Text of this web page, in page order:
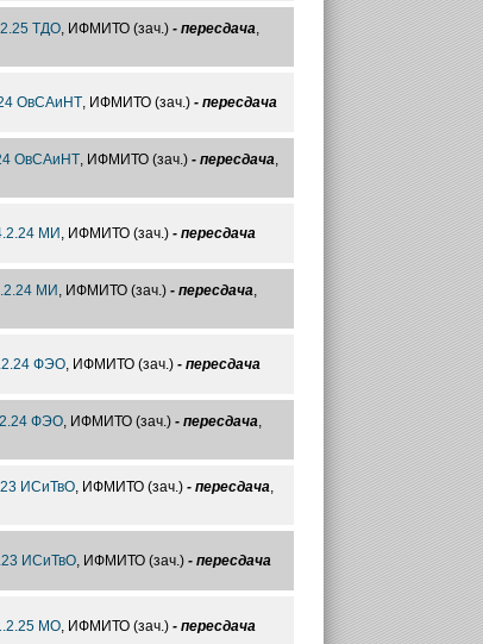
ТДО, ИФМИТО (зач.) - пересдача,
ОвСАиНТ, ИФМИТО (зач.) - пересдача
ОвСАиНТ, ИФМИТО (зач.) - пересдача,
МИ , ИФМИТО (зач.) - пересдача
МИ , ИФМИТО (зач.) - пересдача,
ФЭО, ИФМИТО (зач.) - пересдача
ФЭО, ИФМИТО (зач.) - пересдача,
ИСиТвО, ИФМИТО (зач.) - пересдача,
ИСиТвО, ИФМИТО (зач.) - пересдача
МО, ИФМИТО (зач.) - пересдача